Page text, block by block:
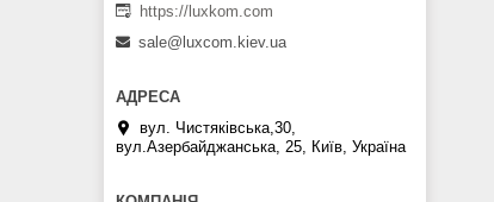
https://luxkom.com
sale@luxcom.kiev.ua
вул. Чистяківська,30,
вул.Азербайджанська, 25, Київ, Україна